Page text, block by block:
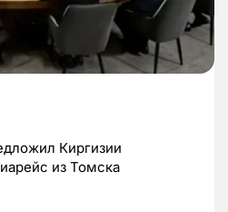
Киргизии
из Томска